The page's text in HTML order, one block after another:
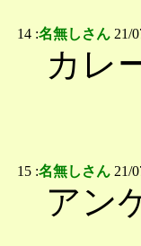
14 :名無しさん 21/
カレ
15 :名無しさん 21/
アン